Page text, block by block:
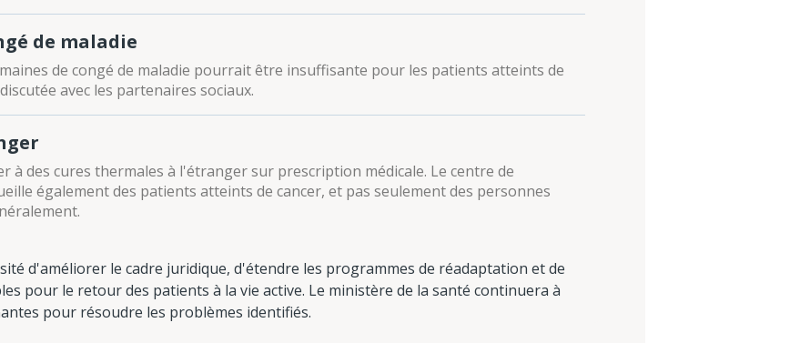
de maladie
de congé de maladie pourrait être insuffisante pour les patients atteints de
avec les partenaires sociaux.
à des cures thermales à l'étranger sur prescription médicale. Le centre de
également des patients atteints de cancer, et pas seulement des personnes
d'améliorer le cadre juridique, d'étendre les programmes de réadaptation et de
pour le retour des patients à la vie active. Le ministère de la santé continuera à
pour résoudre les problèmes identifiés.